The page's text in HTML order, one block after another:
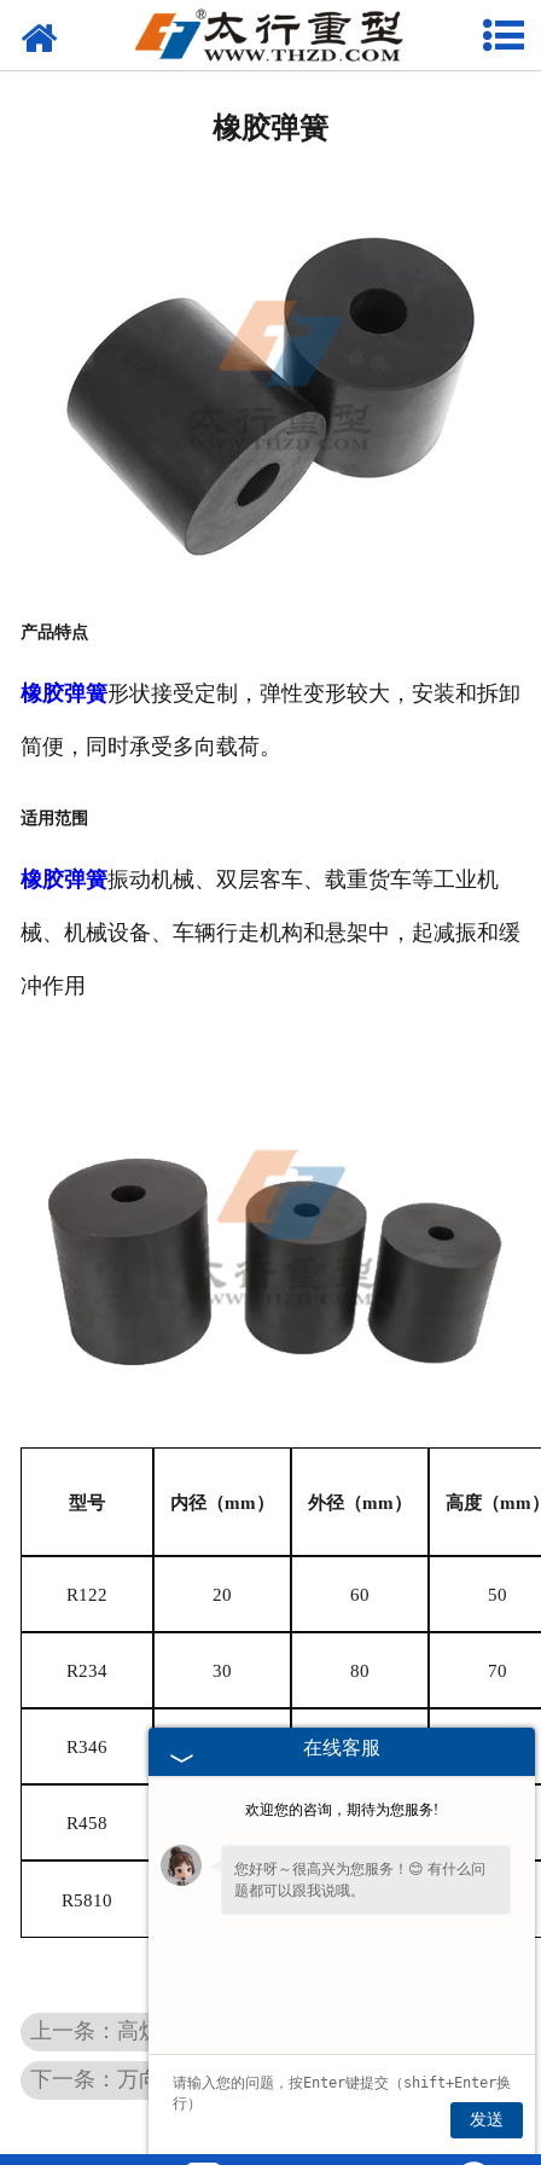
网站首页
沥青筛
- 砂石筛
直线筛
香蕉筛
给料设备
橡胶弹簧
产品特点
橡胶弹簧形状接受定制，弹性变形较大，安装和拆卸
简便，同时承受多向载荷。
适用范围
橡胶弹簧振动机械、双层客车、载重货车等工业机
械、机械设备、车辆行走机构和悬架中，起减振和缓
冲作用
型号 内径（mm） 外径（mm） 高度（mm
R122 20 60 50
R234 30 80 70
R346 100
R458 120
R5810 150
上一条：高炉振动筛
下一条：万向联轴器
在线客服
欢迎您的咨询，期待为您服务!
您好呀～很高兴为您服务！😊 有什么问
题都可以跟我说哦。
发送